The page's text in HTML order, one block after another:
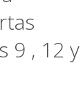
9 , 12 y